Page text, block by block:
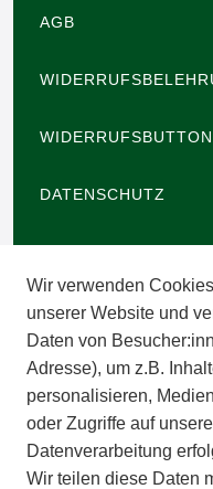
AGB
WIDERRUFSBUTTON
DATENSCHUTZ
IMPRESSUM
INFORMATIONEN
ZAHLUNGSARTEN
VERSAND
Wir verwenden
unserer Website und
Daten von
Adresse), um z.B.
personalisieren,
oder Zugriffe auf
Datenverarbeitung
Wir teilen diese Daten